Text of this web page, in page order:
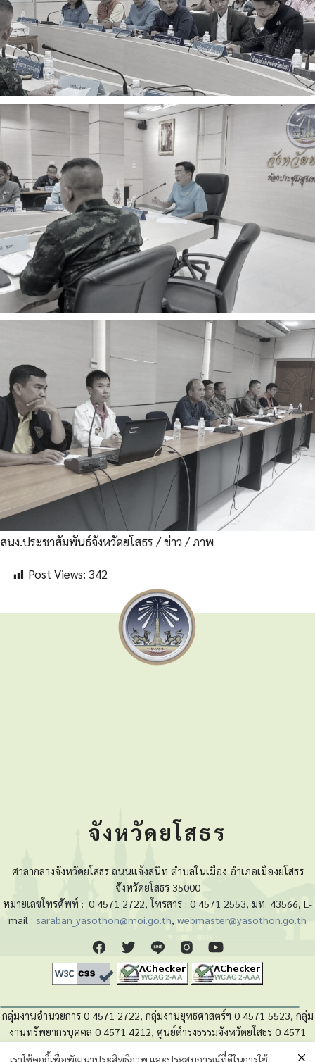
สนง.ประชาสัมพันธ์จังหวัดยโสธร / ข่าว / ภาพ
Post Views: 342
จังหวัดยโสธร
ศาลากลางจังหวัดยโสธร ถนนแจ้งสนิท ตำบลในเมือง อำเภอเมืองยโสธร
จังหวัดยโสธร 35000
หมายเลขโทรศัพท์ : 0 4571 2722, โทรสาร : 0 4571 2553, มท. 43566, E-
mail : saraban_yasothon@moi.go.th, webmaster@yasothon.go.th
กลุ่มงานอำนวยการ 0 4571 2722, กลุ่มงานยุทธศาสตร์ฯ 0 4571 5523, กลุ่ม
งานทรัพยากรบุคคล 0 4571 4212, ศูนย์ดำรงธรรมจังหวัดยโสธร 0 4571
เราใช้คุกกี้เพื่อพัฒนาประสิทธิภาพ และประสบการณ์ที่ดีในการใช้